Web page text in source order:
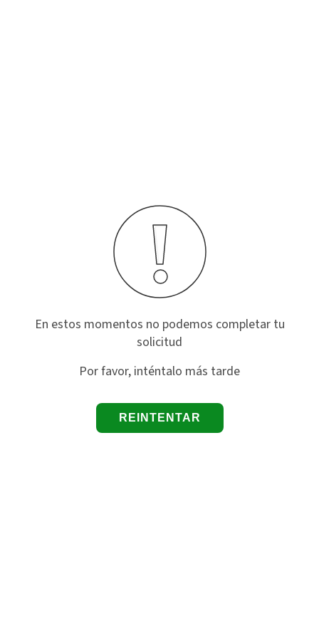
En estos momentos no podemos completar tu
solicitud
Por favor, inténtalo más tarde
REINTENTAR